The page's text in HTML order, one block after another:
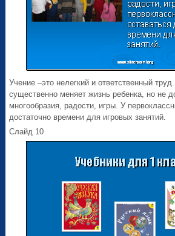
Учение –это нелегкий и ответственный
существенно меняет жизнь ребенка, но не
многообразия, радости, игры. У
достаточно времени для игровых занятий.
Слайд 10